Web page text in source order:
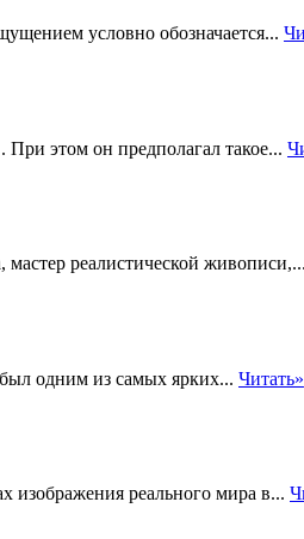
условно обозначается...
этом он предполагал такое...
реалистической живописи,...
одним из самых ярких... Читать»
изображения реального мира в...